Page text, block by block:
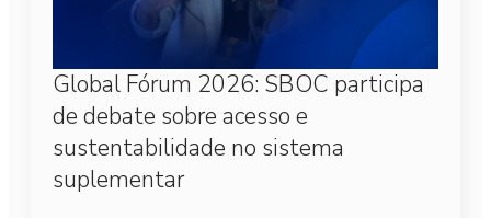
Global Fórum 2026: SBOC participa
de debate sobre acesso e
sustentabilidade no sistema
suplementar